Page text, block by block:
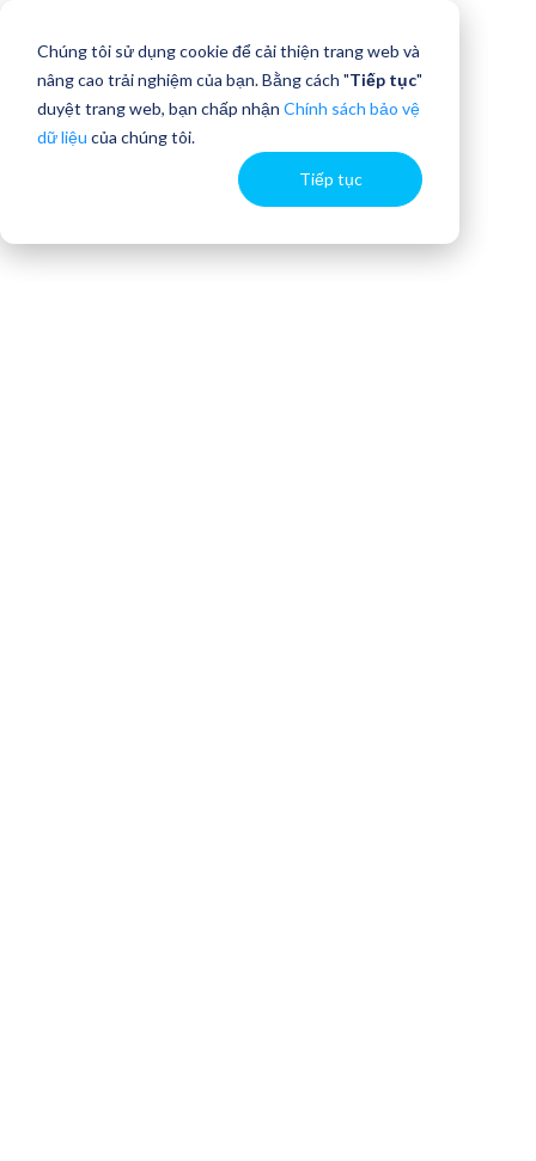
Chúng tôi sử dụng cookie để cải thiện trang web và
nâng cao trải nghiệm của bạn. Bằng cách "Tiếp tục"
duyệt trang web, bạn chấp nhận Chính sách bảo vệ
dữ liệu của chúng tôi.
Tiếp tục